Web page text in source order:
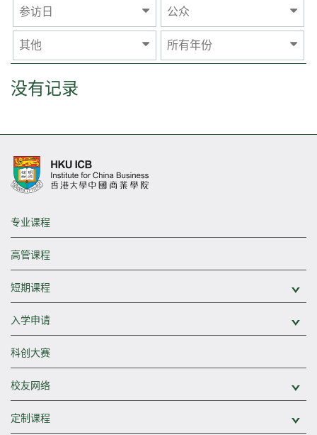
参访日 公众
其他 所有年份
没有记录
专业课程
高管课程
短期课程
入学申请
科创大赛
校友网络
定制课程